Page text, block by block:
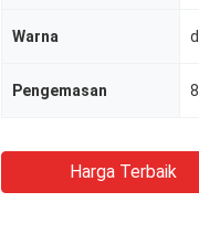
Warna
Pengemasan
Harga Terbaik